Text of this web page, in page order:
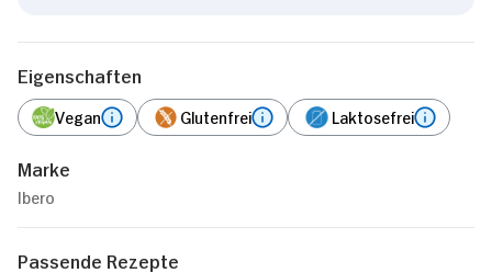
Eigenschaften
Vegan Glutenfrei Laktosefrei
Marke
Ibero
Passende Rezepte